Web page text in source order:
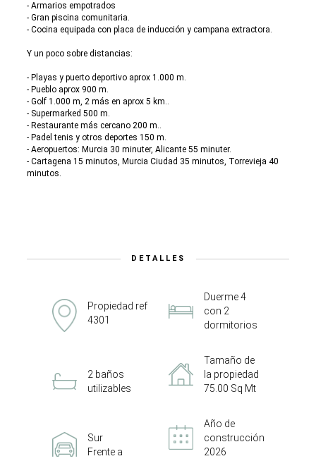
- Armarios empotrados
- Gran piscina comunitaria.
- Cocina equipada con placa de inducción y campana extractora.
Y un poco sobre distancias:
- Playas y puerto deportivo aprox 1.000 m.
- Pueblo aprox 900 m.
- Golf 1.000 m, 2 más en aprox 5 km..
- Supermarked 500 m.
- Restaurante más cercano 200 m..
- Padel tenis y otros deportes 150 m.
- Aeropuertos: Murcia 30 minuter, Alicante 55 minuter.
- Cartagena 15 minutos, Murcia Ciudad 35 minutos, Torrevieja 40
minutos.
DETALLES
Propiedad ref
4301
Duerme 4
con 2
dormitorios
2 baños
utilizables
Tamaño de
la propiedad
75.00 Sq Mt
Sur
Frente a
Año de
construcción
2026